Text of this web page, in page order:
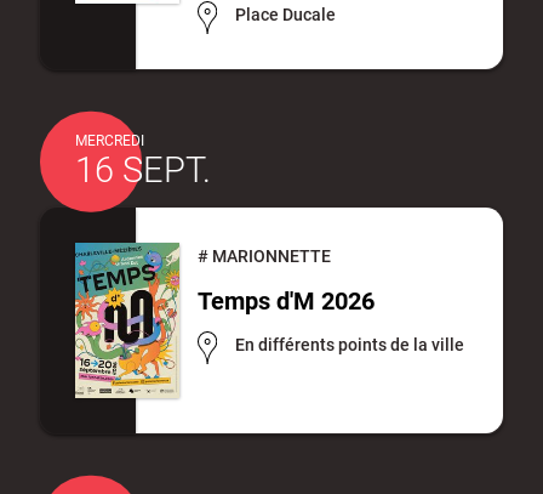
Place Ducale
MERCREDI
16 SEPT.
# MARIONNETTE
Temps d'M 2026
En différents points de la ville